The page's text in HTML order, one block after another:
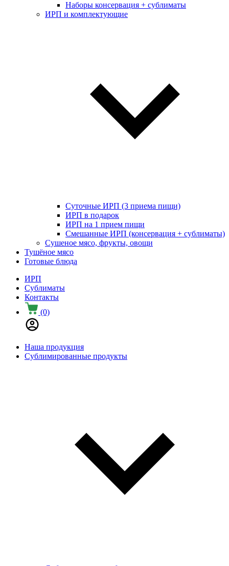
Наборы консервация + сублиматы
ИРП и комплектующие
Суточные ИРП (3 приема пищи)
ИРП в подарок
ИРП на 1 прием пищи
Смешанные ИРП (консервация + сублиматы)
Сушеное мясо, фрукты, овощи
Тушёное мясо
Готовые блюда
ИРП
Сублиматы
Контакты
(0)
Наша продукция
Сублимированные продукты